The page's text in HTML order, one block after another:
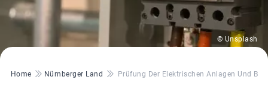
© Unsplash
Pfadnavigation
Home Nürnberger Land Prüfung Der Elektrischen Anlagen Und